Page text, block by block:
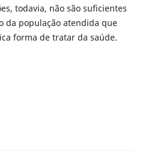
todavia, não são suficientes
da população atendida que
forma de tratar da saúde.